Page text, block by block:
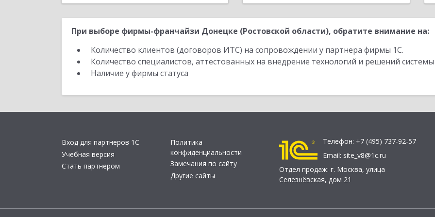
При выборе фирмы-франчайзи Донецке (Ростовской области), обратите внимание на:
Количество клиентов (договоров ИТС) на сопровождении у партнера фирмы 1С.
Количество специалистов, аттестованных на внедрение технологий и решений
Наличие у фирмы статуса
Вход для партнеров 1С
Учебная версия
Стать партнером
Политика
конфиденциальности
Замечания по сайту
Другие сайты
Телефон: +7 (495) 737-92-57
Email: site_v8@1c.ru
Отдел продаж: г. Москва, улица
Селезнёвская, дом 21